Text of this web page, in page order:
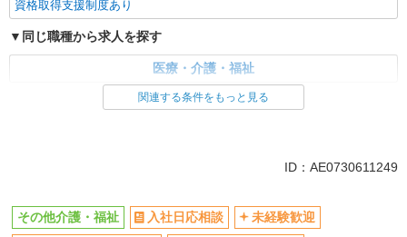
資格取得支援制度あり
同じ職種から求人を探す
医療・介護・福祉
同じ特徴から求人を探す
産休・育休取得実績あり
関連する条件をもっと見る
ID：AE0730611249
その他介護・福祉 入社日応相談
未経験歓迎